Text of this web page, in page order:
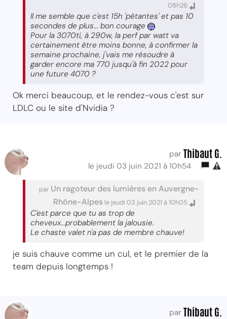
08h26
Il me semble que c'est 15h 'pétantes' et pas 10
secondes de plus... bon courage
Pour la 3070ti, à 290w, la perf par watt va
certainement être moins bonne, à confirmer la
semaine prochaine, j'vais me résoudre à
garder encore ma 770 jusqu'à fin 2022 pour
une future 4070 ?
Ok merci beaucoup, et le rendez-vous c'est sur
LDLC ou le site d'Nvidia ?
par Thibaut G.
le jeudi 03 juin 2021 à 10h54
par Un ragoteur des lumières en Auvergne-
Rhône-Alpes le jeudi 03 juin 2021 à 10h05
C'est parce que tu as trop de
cheveux...probablement la jalousie.
Le chaste valet n'a pas de membre chauve!
je suis chauve comme un cul, et le premier de la
team depuis longtemps !
par Thibaut G.